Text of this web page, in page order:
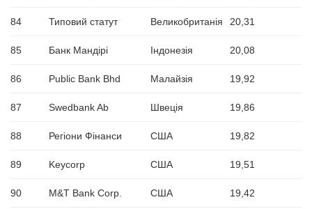
84 Типовий статут Великобританія 20,31
85 Банк Мандірі Індонезія 20,08
86 Public Bank Bhd Малайзія 19,92
87 Swedbank Ab Швеція 19,86
88 Регіони Фінанси США 19,82
89 Keycorp США 19,51
90 M&T Bank Corp. США 19,42